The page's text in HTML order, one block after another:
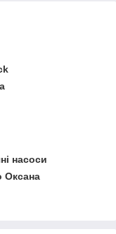
насоси
Оксана